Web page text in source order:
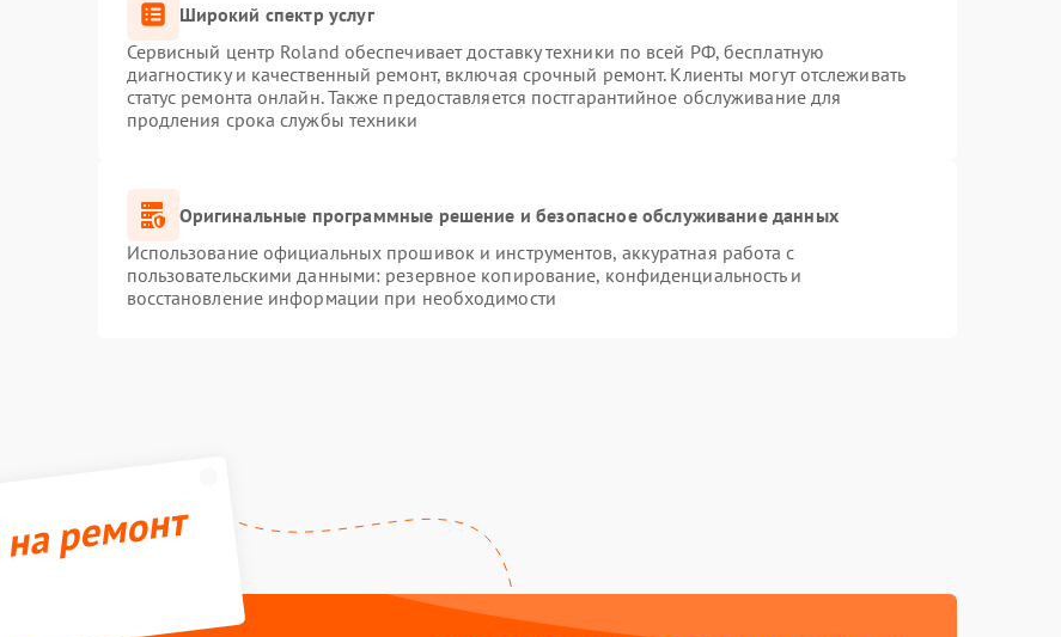
Широкий спектр услуг
Сервисный центр Roland обеспечивает доставку техники по всей РФ, бесплатную
диагностику и качественный ремонт, включая срочный ремонт. Клиенты могут отслеживать
статус ремонта онлайн. Также предоставляется постгарантийное обслуживание для
продления срока службы техники
Оригинальные программные решение и безопасное обслуживание данных
Использование официальных прошивок и инструментов, аккуратная работа с
пользовательскими данными: резервное копирование, конфиденциальность и
восстановление информации при необходимости
ремонт